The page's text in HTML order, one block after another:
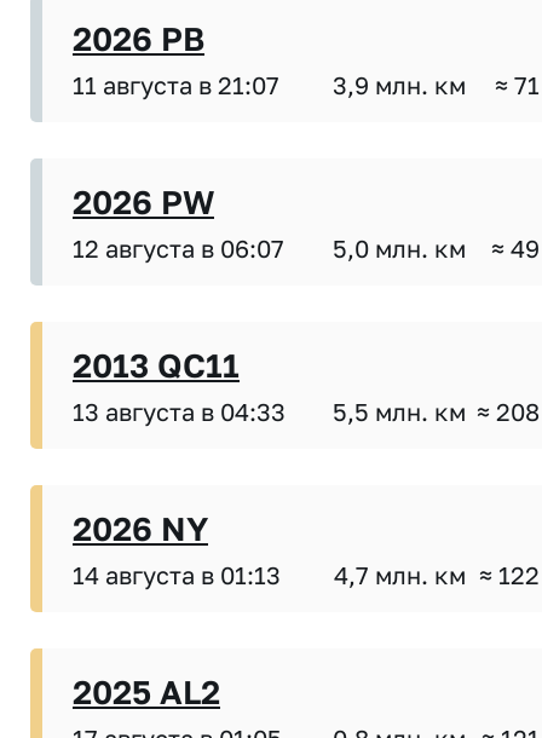
2026 PB
11 августа в 21:07 3,9 млн. км ≈
2026 PW
12 августа в 06:07 5,0 млн. км ≈
2013 QC11
13 августа в 04:33 5,5 млн. км ≈
2026 NY
14 августа в 01:13 4,7 млн. км ≈
2025 AL2